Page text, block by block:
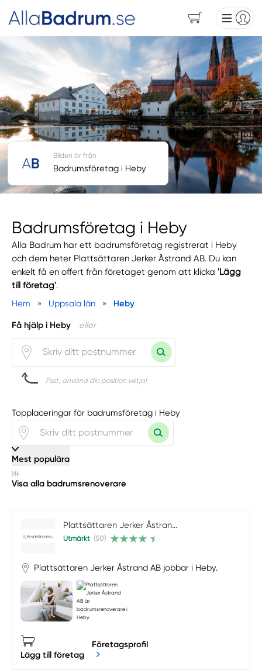
Badrumsföretag i Heby
Alla Badrum har ett badrumsföretag registrerat i Heby
och dem heter Plattsättaren Jerker Åstrand AB. Du kan
enkelt få en offert från företaget genom att klicka'Lägg
till företag'.
Hem
» Uppsala län » Heby
Få hjälp i Heby eller
Psst, använd din position vetja!
Bilden är från
Badrumsföretag i Heby
Topplaceringar för badrumsföretag i Heby
Mest populära
Visa alla badrumsrenoverare
Plattsättaren Jerker Åstran...
Utmärkt (50)
Plattsättaren Jerker Åstrand AB jobbar i Heby.
Lägg till företag
Företagsprofil